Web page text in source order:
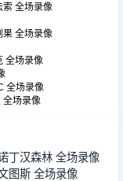
全场录像
全场录像
全场录像
全场录像
全场录像
丁汉森林 全场录像
图斯 全场录像